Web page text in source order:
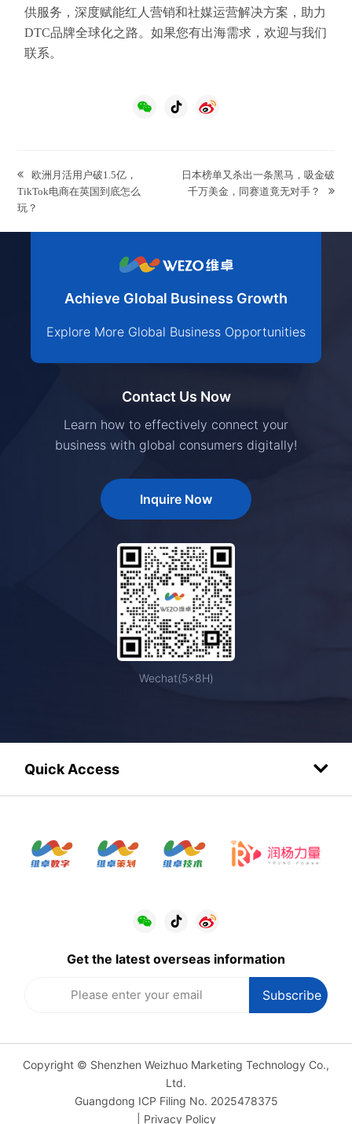
供服务，深度赋能红人营销和社媒运营解决方案，助力
DTC品牌全球化之路。如果您有出海需求，欢迎与我们
联系。
previous
post:
欧洲月活用户破1.5亿，
TikTok电商在英国到底怎么
玩？
next
post:
日本榜单又杀出一条黑马，吸金破
千万美金，同赛道竟无对手？
Achieve Global Business Growth
Explore More Global Business Opportunities
Contact Us Now
Learn how to effectively connect your
business with global consumers digitally!
Inquire Now
Wechat(5×8H)
Quick Access
Get the latest overseas information
Copyright © Shenzhen Weizhuo Marketing Technology Co.,
Ltd.
Guangdong ICP Filing No. 2025478375
Privacy Policy